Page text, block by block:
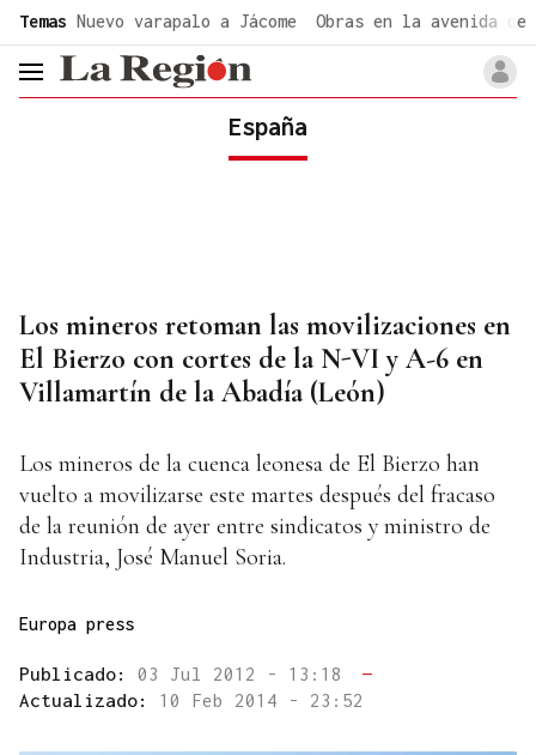
Temas Nuevo varapalo a Jácome Obras en la avenida de
header.menu.open
España
Los mineros retoman las movilizaciones en
El Bierzo con cortes de la N-VI y A-6 en
Villamartín de la Abadía (León)
Los mineros de la cuenca leonesa de El Bierzo han
vuelto a movilizarse este martes después del fracaso
de la reunión de ayer entre sindicatos y ministro de
Industria, José Manuel Soria.
Europa press
Publicado: 03 Jul 2012 - 13:18
—
Actualizado: 10 Feb 2014 - 23:52